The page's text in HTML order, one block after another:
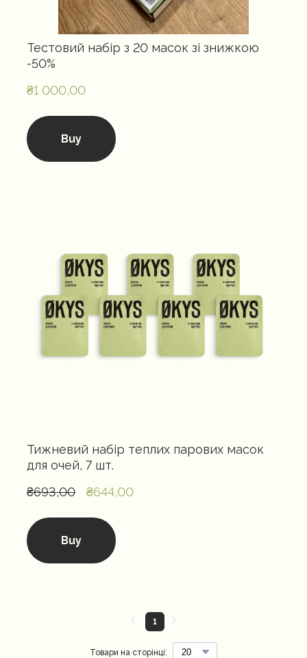
Тестовий набір з 20 масок зі знижкою
-50%
₴1 000,00
Buy
Тижневий набір теплих парових масок
для очей, 7 шт.
₴693,00
₴644,00
Buy
Товари на сторінці:
1